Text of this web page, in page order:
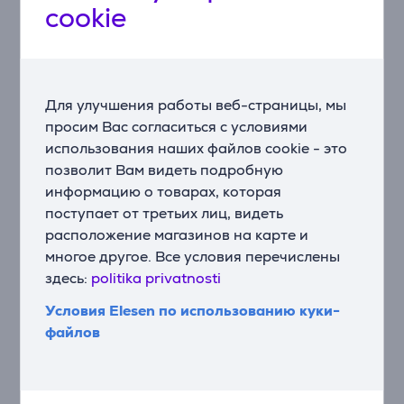
cookie
Для улучшения работы веб-страницы, мы
просим Вас согласиться с условиями
использования наших файлов cookie - это
позволит Вам видеть подробную
информацию о товарах, которая
поступает от третьих лиц, видеть
расположение магазинов на карте и
многое другое. Все условия перечислены
здесь: politika privatnosti
Условия Elesen по использованию куки-
файлов
шага: приготовьте, раскатайте, нарежьте и
основную работу, раскатывая и нарезая тесто с
помощью одной удобной насадки. Все под рукой: Вы
сможете переходить от ролика к резаку напрямую,
без смены деталей и сложной настройки. Результат
– свежая домашняя паста.
Создана для долговечности – проверено
поколениями
Резак и ролики из нержавеющей стали
обеспечивают плавный и равномерный результат –
Более чем 100-летний опыт мастерства KitchenAid